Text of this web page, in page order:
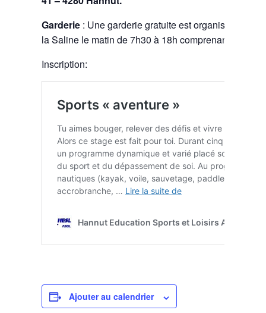
Garderie : Une garderie gratuite est organisée au
la Saline le matin de 7h30 à 18h comprenant le
Inscription:
Ajouter au calendrier